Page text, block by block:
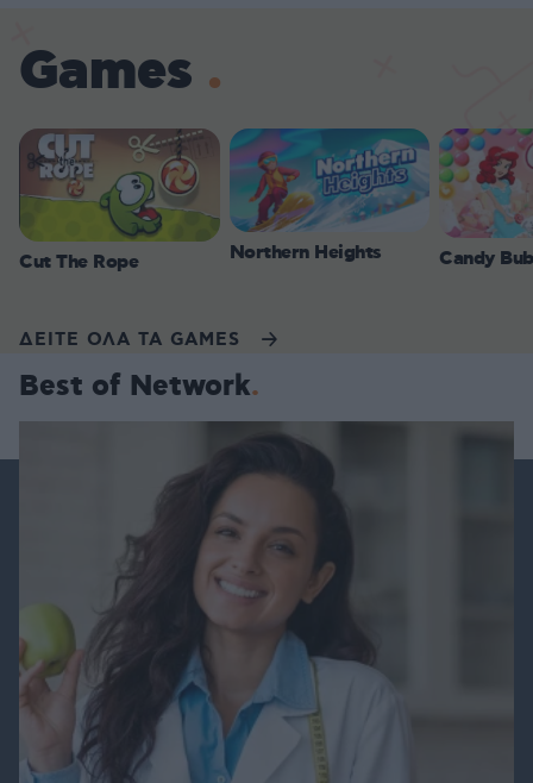
Games
Cut The Rope Northern Heights Candy
ΔΕΙΤΕ ΟΛΑ ΤΑ GAMES
Best of Network